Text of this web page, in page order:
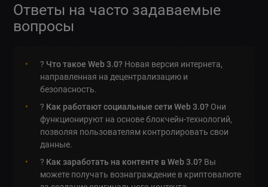
Ответы на часто задаваемые
вопросы
? Что такое Web 3.0? Новая версия интернета,
направленная на децентрализацию и
безопасность.
? Как работают социальные сети Web 3.0? Они
функционируют на основе блокчейн-технологий,
позволяя пользователям контролировать свои
данные.
? Как заработать на контенте в Web 3.0? Вы
можете получать вознаграждение в криптовалюте